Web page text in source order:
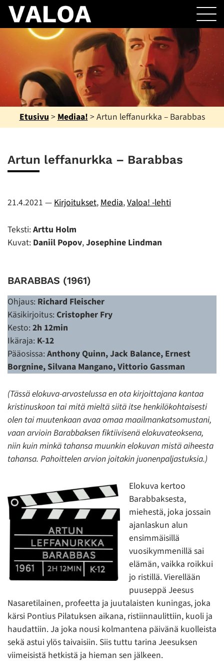
Etusivu > Mediaa! > Artun leffanurkka – Barabbas
Artun leffanurkka – Barabbas
21.4.2021 — Kirjoitukset, Media,Valoa! -lehti
Teksti:Arttu Holm
Kuvat: Daniil Popov,Josephine Lindman
BARABBAS (1961)
Ohjaus: Richard Fleischer
Käsikirjoitus: Cristopher Fry
Kesto: 2h 12min
Ikäraja: K-12
Pääosissa: Anthony Quinn, Jack Balance, Ernest
Borgnine, Silvana Mangano, Vittorio Gassman
(Tässä elokuva-arvostelussa en ota kirjoittajana kantaa
kristinuskoon tai mitä mieltä siitä itse henkilökohtaisesti
olen tai muutenkaan avaa omaa maailmankatsomustani,
vaan arvioin Barabbaksen fiktiivisenä elokuvateoksena,
niin kuin minkä tahansa muunkin elokuvan mistä aiheesta
tahansa. Pahoittelen arvion joitakin juonenpaljastuksia.)
Elokuva kertoo
Barabbaksesta,
miehestä, joka jossain
ajanlaskun alun
ensimmäisillä
vuosikymmenillä sai
elämän, vaikka roikkui
jo ristillä. Vierellään
puuseppä Jeesus
Nasaretilainen, profeetta ja juutalaisten kuningas, joka
kärsi Pontius Pilatuksen aikana, ristiinnaulittiin, kuoli ja
haudattiin. Ja joka nousi kolmantena päivänä kuolleista
sekä astui ylös taivaisiin. Siis tuttu tarina Jeesuksen
viimeisistä hetkistä ja hieman sen jälkeen.